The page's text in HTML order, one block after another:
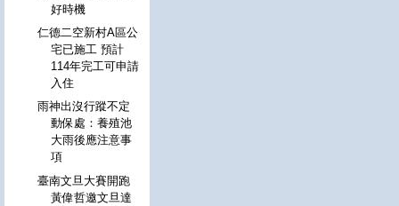
好時機
仁德二空新村A區公
宅已施工 預計
114年完工可申請
入住
雨神出沒行蹤不定
動保處：養殖池
大雨後應注意事
項
臺南文旦大賽開跑
黃偉哲邀文旦達